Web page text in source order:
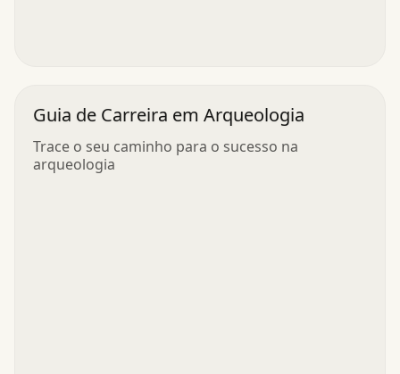
Guia de Carreira em Arqueologia
Trace o seu caminho para o sucesso na
arqueologia